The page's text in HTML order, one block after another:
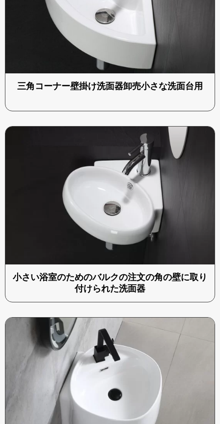
三角コーナー壁掛け洗面器卸売小さな洗面台用
小さい浴室のためのバルクの注文の角の壁に取り
付けられた洗面器